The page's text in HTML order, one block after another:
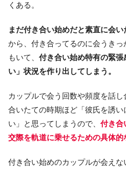
くある。
まだ付き合い始めだと素直に会
から、付き合ってるのに会うき
もいて、 付き合い始め特有の緊
い」状況を作り出してしまう。
カップルで会う回数や頻度を話
合いたての時期ほど「彼氏を誘
い」と思ってしまうので、 付き合
交際を軌道に乗せるための具体的
付き合い始めのカップルが会えな